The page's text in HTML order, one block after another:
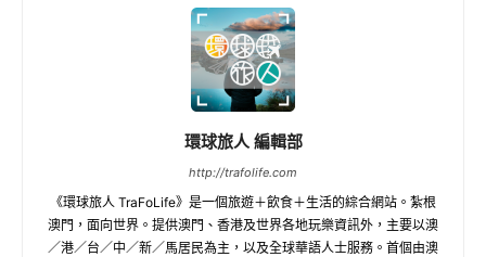
環球旅人 編輯部
http://trafolife.com
《環球旅人 TraFoLife》是一個旅遊＋飲食＋生活的綜合網站。紮根
澳門，面向世界。提供澳門、香港及世界各地玩樂資訊外，主要以澳
／港／台／中／新／馬居民為主，以及全球華語人士服務。首個由澳